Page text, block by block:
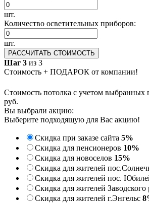
шт.
Количество осветительных приборов:
шт.
РАССЧИТАТЬ СТОИМОСТЬ
Шаг 3 из 3
Стоимость + ПОДАРОК от компании!
Стоимость потолка с учетом выбранных
руб.
Вы выбрали акцию:
Выберите подходящую для Вас акцию!
Скидка при заказе сайта 5%
Скидка для пенсионеров 10%
Скидка для новоселов 15%
Скидка для жителей
Скидка для жителей пос.
Скидка для жителей Заводского
Скидка для жителей г.Энгельс